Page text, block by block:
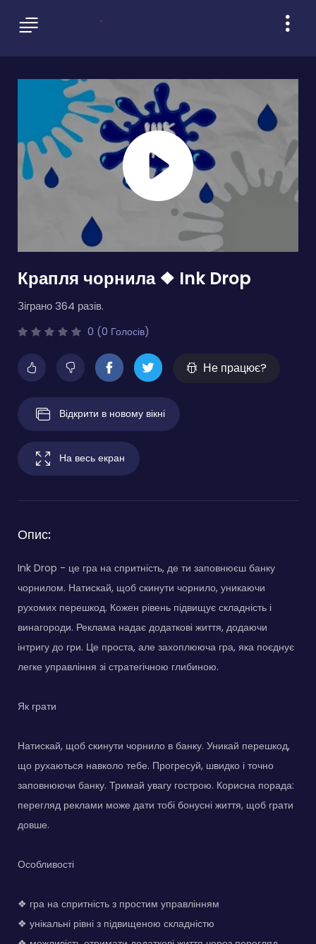
Крапля чорнила ❖ Ink Drop
Зіграно 364 разів.
0 (0 Голосів)
Не працює?
Відкрити в новому вікні
На весь екран
Опис:
Ink Drop - це гра на спритність, де ти заповнюєш банку
чорнилом. Натискай, щоб скинути чорнило, уникаючи
рухомих перешкод. Кожен рівень підвищує складність і
винагороди. Реклама надає додаткові життя, додаючи
інтригу до гри. Це проста, але захоплююча гра, яка поєднує
легке управління зі стратегічною глибиною.
Як грати
Натискай, щоб скинути чорнило в банку. Уникай перешкод,
що рухаються навколо тебе. Прогресуй, швидко і точно
заповнюючи банку. Тримай увагу гострою. Корисна порада:
перегляд реклами може дати тобі бонусні життя, щоб грати
довше.
Особливості
❖ гра на спритність з простим управлінням
❖ унікальні рівні з підвищеною складністю